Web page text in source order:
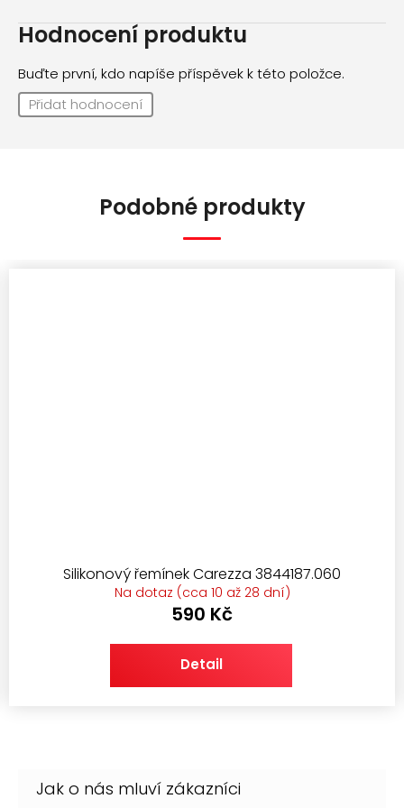
Hodnocení produktu
Buďte první, kdo napíše příspěvek k této položce.
Přidat hodnocení
Podobné produkty
Silikonový řemínek Carezza 3844187.060
Na dotaz (cca 10 až 28 dní)
590 Kč
Detail